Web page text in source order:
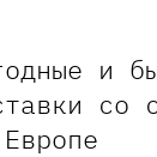
и
со
Европе